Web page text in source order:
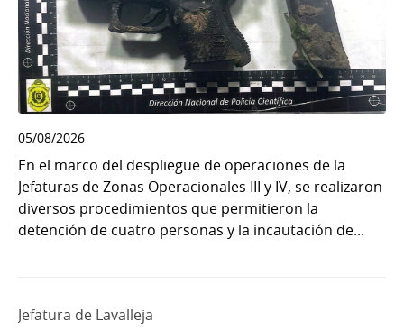
05/08/2026
En el marco del despliegue de operaciones de la
Jefaturas de Zonas Operacionales III y IV, se realizaron
diversos procedimientos que permitieron la
detención de cuatro personas y la incautación de...
Jefatura de Lavalleja